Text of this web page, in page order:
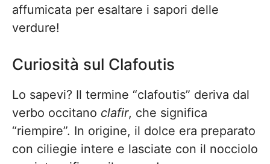
affumicata per esaltare i sapori delle
verdure!
Curiosità sul Clafoutis
Lo sapevi? Il termine “clafoutis” deriva dal
verbo occitano clafir, che significa
“riempire”. In origine, il dolce era preparato
con ciliegie intere e lasciate con il nocciolo